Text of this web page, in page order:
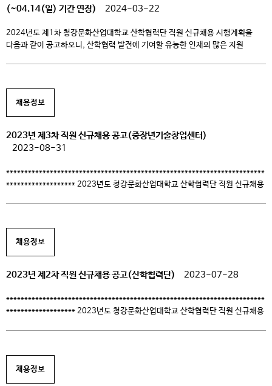
(~04.14(일) 기간 연장)
2024-03-22
2024년도 제1차 청강문화산업대학교 산학협력단 직원 신규채용 시행계획을
다음과 같이 공고하오니, 산학협력 발전에 기여할 유능한 인재의 많은 지원
지원방법: 이메일 접수 winny@ck.ac.kr – 문 […]
채용정보
2023년 제3차 직원 신규채용 공고(중장년기술창업센터)
2023-08-31
***********************************************************************
******************* 2023년도 청강문화산업대학교 산학협력단 직원 신규채용
중장년기술창업센터 지원사업 3. 원서접수시간: 2023.08.30(수)~09.07(목)
4. 기타사항: 상세내용 및 제출 서류 등은 공고문 참조 5. 지원방법:
kdkim@ck.ac.kr 6. 채용공고문: [다운로드]
채용정보
2023년 제2차 직원 신규채용 공고(산학협력단) 2023-07-28
***********************************************************************
******************* 2023년도 청강문화산업대학교 산학협력단 직원 신규채용
산학협력 업무 3. 원서접수시간: 2023.07.26(수)~08.03(목) 4. 기타사항:
상세내용 및 제출 서류 등은 공고문 참조 5. 지원방법: kdkim@ck.ac.kr 6.
채용정보